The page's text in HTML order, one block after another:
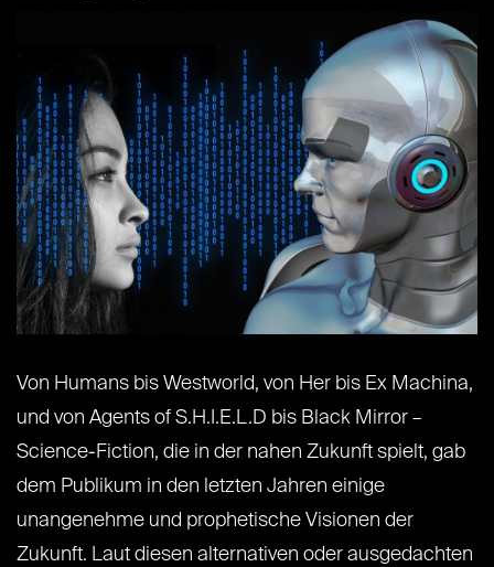
Von Humans bis Westworld, von Her bis Ex Machina,
und von Agents of S.H.I.E.L.D bis Black Mirror –
Science-Fiction, die in der nahen Zukunft spielt, gab
dem Publikum in den letzten Jahren einige
unangenehme und prophetische Visionen der
Zukunft. Laut diesen alternativen oder ausgedachten